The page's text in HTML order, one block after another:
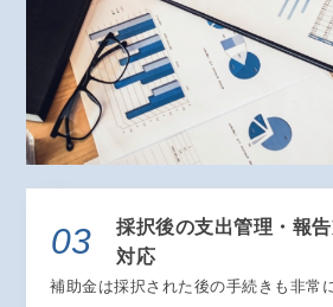
03
採択後の支出管理・報
対応
補助金は採択された後の手続きも非常